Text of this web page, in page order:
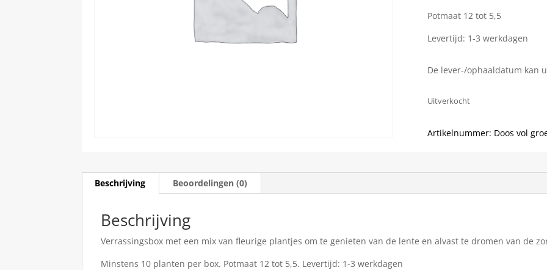
Potmaat 12 tot 5,5
Levertijd: 1-3 werkdagen
De lever-/ophaaldatum kan
Uitverkocht
Artikelnummer: Doos vol
Beschrijving Beoordelingen (0)
Beschrijving
Verrassingsbox met een mix van fleurige plantjes om te genieten van de lente en alvast te dromen van de
Minstens 10 planten per box. Potmaat 12 tot 5,5. Levertijd: 1-3 werkdagen